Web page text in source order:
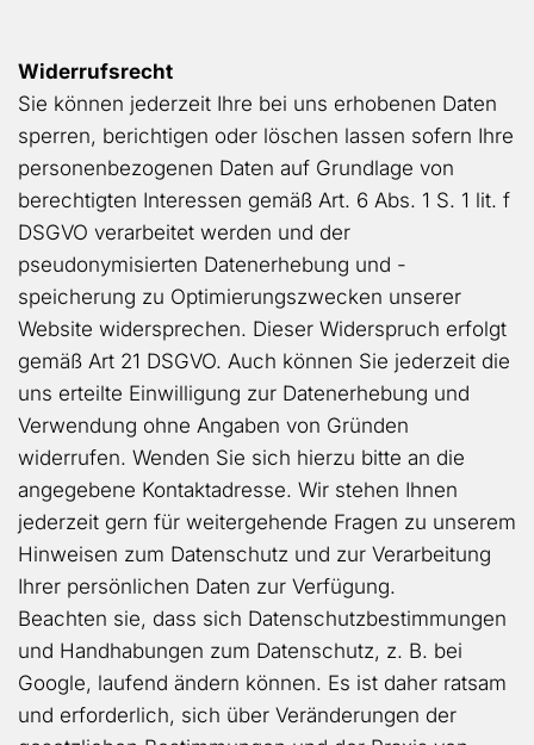
Widerrufsrecht
Sie können jederzeit Ihre bei uns erhobenen Daten
sperren, berichtigen oder löschen lassen sofern Ihre
personenbezogenen Daten auf Grundlage von
berechtigten Interessen gemäß Art. 6 Abs. 1 S. 1 lit. f
DSGVO verarbeitet werden und der
pseudonymisierten Datenerhebung und -
speicherung zu Optimierungszwecken unserer
Website widersprechen. Dieser Widerspruch erfolgt
gemäß Art 21 DSGVO. Auch können Sie jederzeit die
uns erteilte Einwilligung zur Datenerhebung und
Verwendung ohne Angaben von Gründen
widerrufen. Wenden Sie sich hierzu bitte an die
angegebene Kontaktadresse. Wir stehen Ihnen
jederzeit gern für weitergehende Fragen zu unserem
Hinweisen zum Datenschutz und zur Verarbeitung
Ihrer persönlichen Daten zur Verfügung.
Beachten sie, dass sich Datenschutzbestimmungen
und Handhabungen zum Datenschutz, z. B. bei
Google, laufend ändern können. Es ist daher ratsam
und erforderlich, sich über Veränderungen der